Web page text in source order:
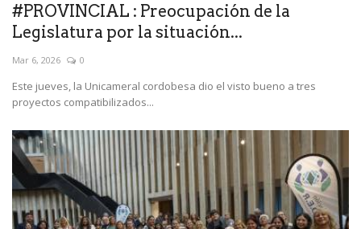
#PROVINCIAL : Preocupación de la
Legislatura por la situación...
Mar 6, 2026 0
Este jueves, la Unicameral cordobesa dio el visto bueno a tres
proyectos compatibilizados...